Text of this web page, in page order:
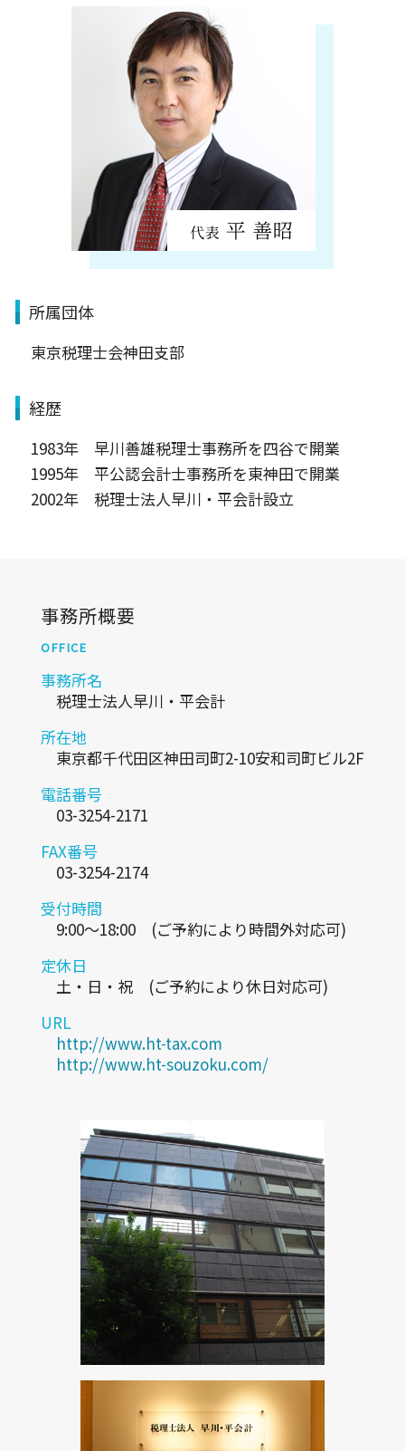
所属団体
東京税理士会神田支部
経歴
1983年 早川善雄税理士事務所を四谷で開業
1995年 平公認会計士事務所を東神田で開業
2002年 税理士法人早川・平会計設立
事務所概要
OFFICE
事務所名
税理士法人早川・平会計
所在地
東京都千代田区神田司町2-10安和司町ビル2F
電話番号
03-3254-2171
FAX番号
03-3254-2174
受付時間
9:00～18:00 (ご予約により時間外対応可)
定休日
土・日・祝 (ご予約により休日対応可)
URL
http://www.ht-tax.com
http://www.ht-souzoku.com/